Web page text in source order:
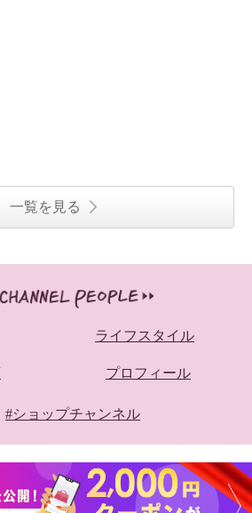
一覧を見る
ライフスタイル
プロフィール
#ショップチャンネル